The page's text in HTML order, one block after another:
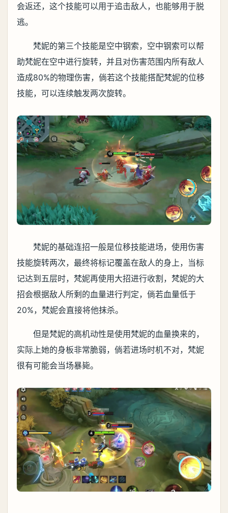
会返还，这个技能可以用于追击敌人，也能够用于脱
逃。
梵妮的第三个技能是空中钢索，空中钢索可以帮
助梵妮在空中进行旋转，并且对伤害范围内所有敌人
造成80%的物理伤害，倘若这个技能搭配梵妮的位移
技能，可以连续触发两次旋转。
梵妮的基础连招一般是位移技能进场，使用伤害
技能旋转两次，最终将标记覆盖在敌人的身上，当标
记达到五层时，梵妮再使用大招进行收割，梵妮的大
招会根据敌人所剩的血量进行判定，倘若血量低于
20%，梵妮会直接将他抹杀。
但是梵妮的高机动性是使用梵妮的血量换来的，
实际上她的身板非常脆弱，倘若进场时机不对，梵妮
很有可能会当场暴毙。